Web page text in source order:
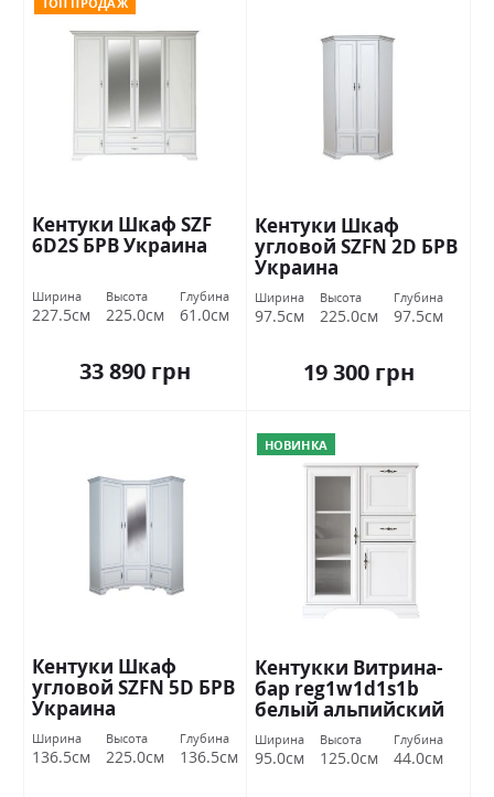
Кентуки Шкаф SZF
6D2S БРВ Украина
Ширина
227.5см
Высота
225.0см
Глубина
61.0см
33 890 грн
Кентуки Шкаф
угловой SZFN 2D БРВ ​​
Украина
Ширина
97.5см
Высота
225.0см
Глубина
97.5см
19 300 грн
Кентуки Шкаф
угловой SZFN 5D БРВ
​​Украина
Ширина
136.5см
Высота
225.0см
Глубина
136.5см
НОВИНКА
Кентукки Витрина-
бар reg1w1d1s1b
белый альпийский
БРВ Украина
Ширина
95.0см
Высота
125.0см
Глубина
44.0см